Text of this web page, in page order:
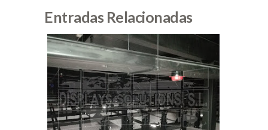
Entradas Relacionadas